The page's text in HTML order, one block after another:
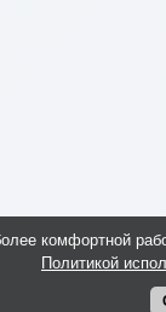
комфортной
Политикой